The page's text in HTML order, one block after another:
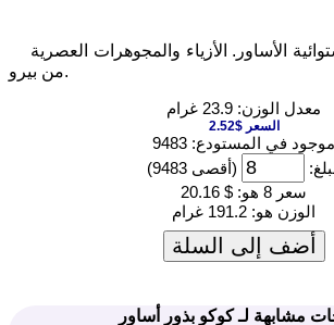
الأساور. الأزياء والمجوهرات العصرية
من بيرو.
معدل الوزن: 23.9 غرام
السعر $2.52
موجود في المستودع: 9483
(أقصى 9483)
سعر 8 هو:
$ 20.16
الوزن هو: 191.2 غرام
أضف إلى السلة